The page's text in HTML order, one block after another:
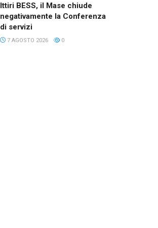
Ittiri BESS, il Mase chiude
negativamente la Conferenza
di servizi
7 AGOSTO 2026 0